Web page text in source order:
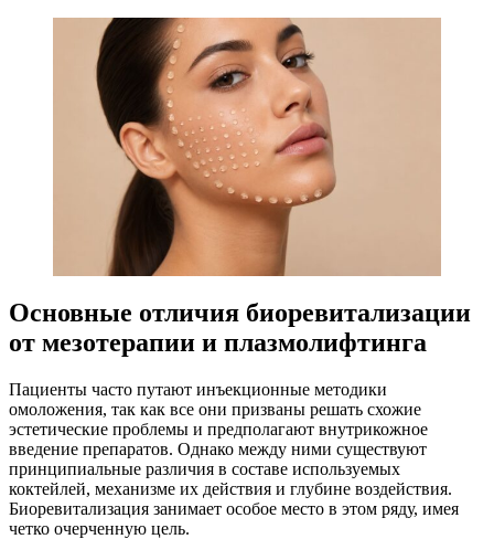
Основные отличия биоревитализации
от мезотерапии и плазмолифтинга
Пациенты часто путают инъекционные методики
омоложения, так как все они призваны решать схожие
эстетические проблемы и предполагают внутрикожное
введение препаратов. Однако между ними существуют
принципиальные различия в составе используемых
коктейлей, механизме их действия и глубине воздействия.
Биоревитализация занимает особое место в этом ряду, имея
четко очерченную цель.